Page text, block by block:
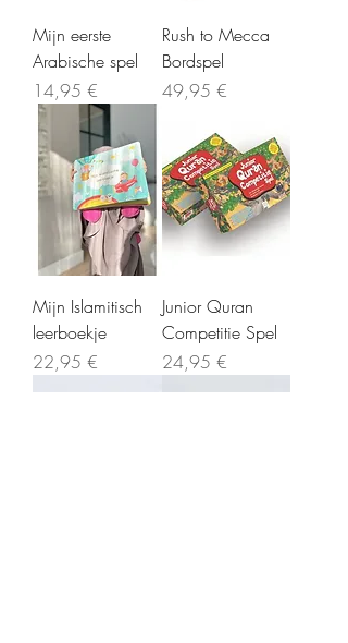
Mijn eerste
Arabische spel
Precio
14,95 €
Rush to Mecca
Bordspel
Precio
49,95 €
Mijn Islamitisch
leerboekje
Precio
22,95 €
Junior Quran
Competitie Spel
Precio
24,95 €